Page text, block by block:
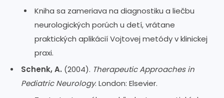
Kniha sa zameriava na diagnostiku a liečbu
neurologických porúch u detí, vrátane
praktických aplikácií Vojtovej metódy v klinickej
praxi.
Schenk, A. (2004). Therapeutic Approaches in
Pediatric Neurology. London: Elsevier.